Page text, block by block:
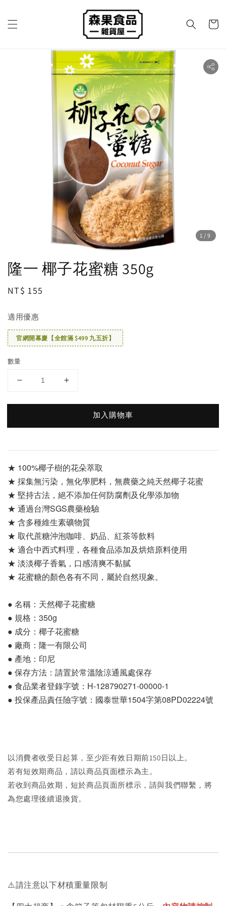
1 /9
隆一 椰子花蜜糖 350g
Regular
NT$ 155
適用優惠
官網開幕慶【全館滿 $499 九五折】
數量
加入購物車
★ 100%椰子樹的花朵萃取
★ 採集無污染，無化學肥料，無農藥之純天然椰子花蜜
★ 堅持古法，絕不添加任何防腐劑及化學添加物
★ 通過台灣SGS農藥檢驗
★ 含多種維生素礦物質
★ 取代蔗糖沖泡咖啡、奶品、紅茶等飲料
★ 適合中西式料理，各種食品添加及烘焙原料使用
★ 淡淡椰子香氣，口感清爽不黏膩
★ 花蜜糖的顏色各有不同，屬於自然現象。
● 名稱：天然椰子花蜜糖
● 規格：350g
● 成分：椰子花蜜糖
● 廠商：隆一有限公司
● 產地：印尼
● 保存方法：請置於常溫陰涼通風處保存
● 食品業者登錄字號：H-128790271-00000-1
● 投保產品責任險字號：國泰世華1504字第08PD02224號
以消費者收受日起算，至少距有效日期前150日以上。
若有短效期商品，請以商品頁面標示為主。
若收到商品效期，短於商品頁面所標示，請與我們聯繫，將
為您處理後續退換貨。
⚠️請注意以下材積重量限制